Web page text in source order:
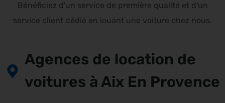
Bénéficiez d'un service de première qualité et d'un
service client dédié en louant une voiture chez nous.
Agences de location de
voitures à Aix En Provence